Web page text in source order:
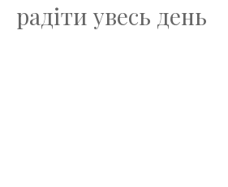
радіти увесь день